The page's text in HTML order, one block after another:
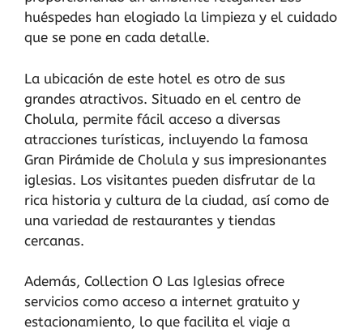
huéspedes han elogiado la limpieza y el cuidado
que se pone en cada detalle.
La ubicación de este hotel es otro de sus
grandes atractivos. Situado en el centro de
Cholula, permite fácil acceso a diversas
atracciones turísticas, incluyendo la famosa
Gran Pirámide de Cholula y sus impresionantes
iglesias. Los visitantes pueden disfrutar de la
rica historia y cultura de la ciudad, así como de
una variedad de restaurantes y tiendas
cercanas.
Además, Collection O Las Iglesias ofrece
servicios como acceso a internet gratuito y
estacionamiento, lo que facilita el viaje a